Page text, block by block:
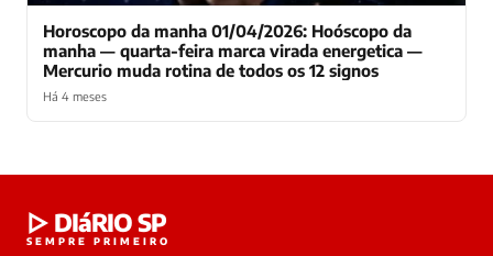
Horoscopo da manha 01/04/2026: Hoóscopo da
manha — quarta-feira marca virada energetica —
Mercurio muda rotina de todos os 12 signos
Há 4 meses
online
▷ DIáRIO SP
SEMPRE PRIMEIRO